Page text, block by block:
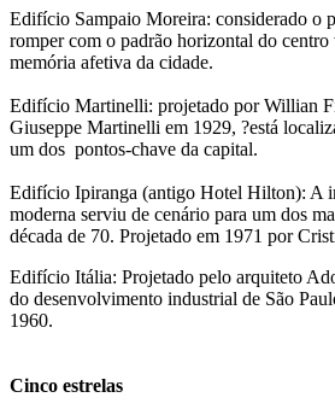
Edifício Sampaio Moreira: considerado o
romper com o padrão horizontal do centro
memória afetiva da cidade.
Edifício Martinelli: projetado por Willian
Giuseppe Martinelli em 1929, ?está
um dos pontos-chave da capital.
Edifício Ipiranga (antigo Hotel Hilton): A
moderna serviu de cenário para um dos
década de 70. Projetado em 1971 por
Edifício Itália: Projetado pelo arquiteto
do desenvolvimento industrial de São
1960.
Cinco estrelas